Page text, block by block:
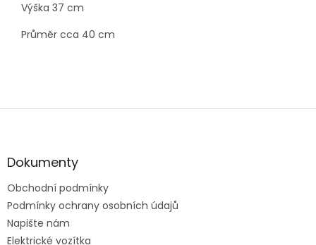
Výška 37 cm
Průměr cca 40 cm
Z
aDokumenty
Obchodní podmínky
Podmínky ochrany osobních údajů
Napište nám
Elektrické vozítka